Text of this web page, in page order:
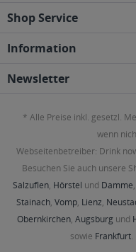
Niederzimmern, Nohra, Ottstedt
Frankendorf,
Umpferstedt,99867 Gotha
Remstädt, Schwabhaus
Kleinwelsbach, Mülverstedt,
Shop Service
Information
Newsletter
* Alle Preise inkl. gesetzl.
wenn
Webseitenbetreiber: Drink
Besuchen Sie auch unsere
Salzuflen, Hörstel und Damme,
Stainach, Vomp, Lienz,
Obernkirchen, Augsburg und
sowie Frankfurt.